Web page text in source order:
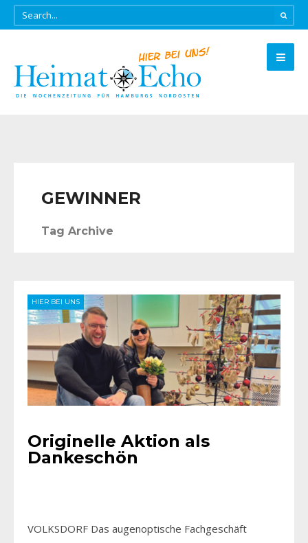
GEWINNER
Tag Archive
HIER BEI UNS
Originelle Aktion als
Dankeschön
VOLKSDORF Das augenoptische Fachgeschäft